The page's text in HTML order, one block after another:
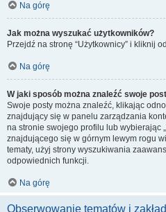
Na górę
Jak można wyszukać użytkowników?
Przejdź na stronę “Użytkownicy” i kliknij
Na górę
W jaki sposób można znaleźć swoje
Swoje posty można znaleźć, klikając
znajdujący się w panelu zarządzania
na stronie swojego profilu lub wybierając
znajdującego się w górnym lewym rogu
tematy, użyj strony wyszukiwania
odpowiednich funkcji.
Na górę
Obserwowanie tematów i